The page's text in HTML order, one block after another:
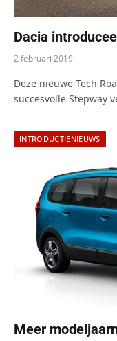
Dacia
2 februari 2019
Deze nieuwe Tech
succesvolle Stepway
INTRODUCTIENIEUWS
Meer